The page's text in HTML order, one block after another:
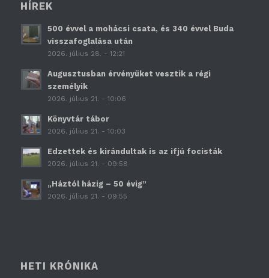
HÍREK
500 évvel a mohácsi csata, és 340 évvel Buda
visszafoglalása után
2026. július 28. - 12:21
Augusztusban érvényüket vesztik a régi
személyik
2026. július 21. - 10:06
Könyvtár tábor
2026. július 21. - 10:03
Edzettek és kirándultak is az ifjú focisták
2026. július 21. - 09:58
„Háztól házig – 50 évig”
2026. július 21. - 09:55
HETI KRÓNIKA